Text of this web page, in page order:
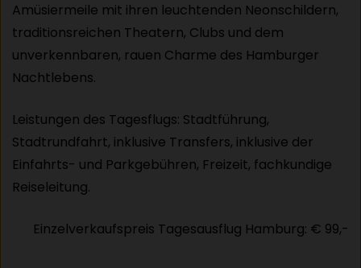
Amüsiermeile mit ihren leuchtenden Neonschildern,
traditionsreichen Theatern, Clubs und dem
unverkennbaren, rauen Charme des Hamburger
Nachtlebens.
Leistungen des Tagesflugs: Stadtführung,
Stadtrundfahrt, inklusive Transfers, inklusive der
Einfahrts- und Parkgebühren, Freizeit, fachkundige
Reiseleitung.
Einzelverkaufspreis Tagesausflug Hamburg: € 99,-